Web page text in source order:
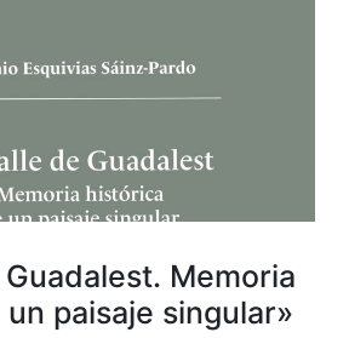
Memoria
paisaje singular»